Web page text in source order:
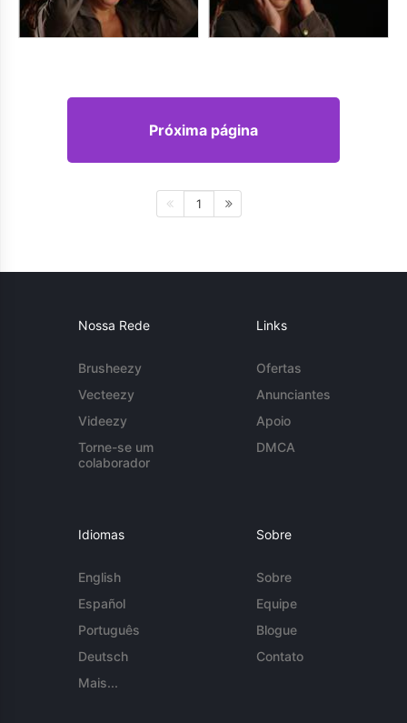
Próxima página
1
Nossa Rede
Brusheezy
Vecteezy
Videezy
Torne-se um
colaborador
Links
Ofertas
Anunciantes
Apoio
DMCA
Idiomas
English
Español
Português
Deutsch
Mais...
Sobre
Sobre
Equipe
Blogue
Contato